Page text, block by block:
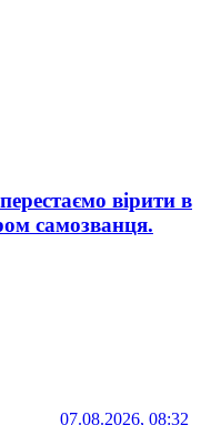
вірити в
самозванця.
07.08.2026, 08:32